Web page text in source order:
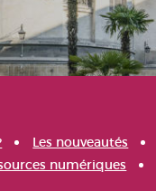
Les nouveautés
numériques